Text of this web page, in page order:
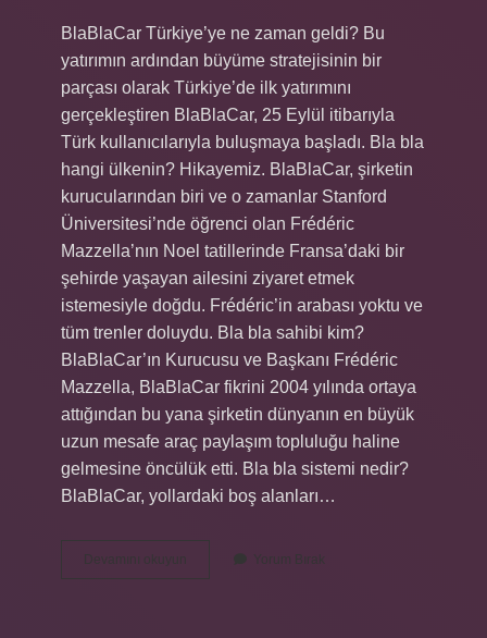
BlaBlaCar Türkiye’ye ne zaman geldi? Bu
yatırımın ardından büyüme stratejisinin bir
parçası olarak Türkiye’de ilk yatırımını
gerçekleştiren BlaBlaCar, 25 Eylül itibarıyla
Türk kullanıcılarıyla buluşmaya başladı. Bla bla
hangi ülkenin? Hikayemiz. BlaBlaCar, şirketin
kurucularından biri ve o zamanlar Stanford
Üniversitesi’nde öğrenci olan Frédéric
Mazzella’nın Noel tatillerinde Fransa’daki bir
şehirde yaşayan ailesini ziyaret etmek
istemesiyle doğdu. Frédéric’in arabası yoktu ve
tüm trenler doluydu. Bla bla sahibi kim?
BlaBlaCar’ın Kurucusu ve Başkanı Frédéric
Mazzella, BlaBlaCar fikrini 2004 yılında ortaya
attığından bu yana şirketin dünyanın en büyük
uzun mesafe araç paylaşım topluluğu haline
gelmesine öncülük etti. Bla bla sistemi nedir?
BlaBlaCar, yollardaki boş alanları…
Devamını okuyun
Ne
Yorum Bırak